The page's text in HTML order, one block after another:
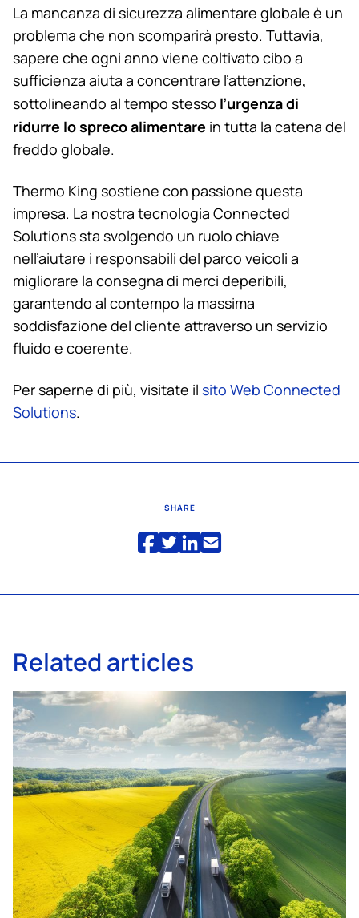
La mancanza di sicurezza alimentare globale è un
problema che non scomparirà presto. Tuttavia,
sapere che ogni anno viene coltivato cibo a
sufficienza aiuta a concentrare l’attenzione,
sottolineando al tempo stesso l’urgenza di
ridurre lo spreco alimentare in tutta la catena del
freddo globale.
Thermo King sostiene con passione questa
impresa. La nostra tecnologia Connected
Solutions sta svolgendo un ruolo chiave
nell’aiutare i responsabili del parco veicoli a
migliorare la consegna di merci deperibili,
garantendo al contempo la massima
soddisfazione del cliente attraverso un servizio
fluido e coerente.
Per saperne di più, visitate il sito Web Connected
Solutions.
SHARE
Related articles